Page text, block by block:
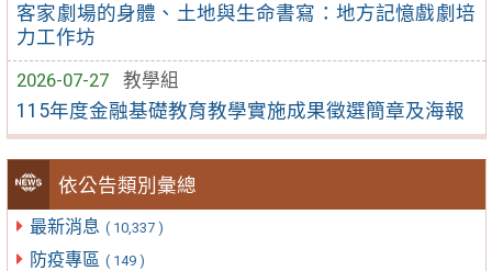
客家劇場的身體、土地與生命書寫：地方記憶戲劇培
力工作坊
2026-07-27
教學組
115年度金融基礎教育教學實施成果徵選簡章及海報
依公告類別彙總
最新消息 ( 10,337 )
防疫專區 ( 149 )